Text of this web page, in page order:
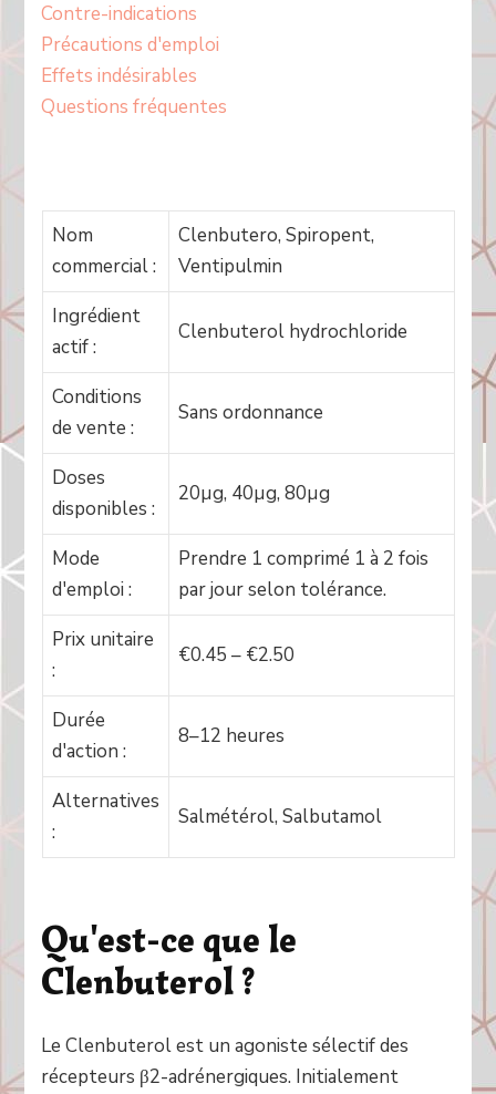
Contre-indications
Précautions d'emploi
Effets indésirables
Questions fréquentes
Nom
commercial :
Clenbutero, Spiropent,
Ventipulmin
Ingrédient
actif :
Clenbuterol hydrochloride
Conditions
de vente :
Sans ordonnance
Doses
disponibles :
20µg, 40µg, 80µg
Mode
d'emploi :
Prendre 1 comprimé 1 à 2 fois
par jour selon tolérance.
Prix unitaire
:
€0.45 – €2.50
Durée
d'action :
8–12 heures
Alternatives
:
Salmétérol, Salbutamol
Qu'est-ce que le
Clenbuterol ?
Le Clenbuterol est un agoniste sélectif des
récepteurs β2-adrénergiques. Initialement